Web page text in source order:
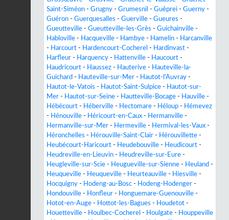
Saint-Siméon - Grugny - Grumesnil - Guêprei - Guerny -
Guéron - Guerquesalles - Guerville - Gueures -
Gueutteville - Gueutteville-les-Grès - Guichainville -
Habloville - Hacqueville - Hambye - Hamelin - Harcanville
- Harcourt - Hardencourt-Cocherel - Hardinvast -
Harfleur - Harquency - Hattenville - Haucourt -
Haudricourt - Haussez - Hauterive - Hauteville-la-
Guichard - Hauteville-sur-Mer - Hautot-l'Auvray -
Hautot-le-Vatois - Hautot-Saint-Sulpice - Hautot-sur-
Mer - Hautot-sur-Seine - Hautteville-Bocage - Hauville -
Hébécourt - Héberville - Hectomare - Héloup - Hémevez
- Hénouville - Héricourt-en-Caux - Hermanville -
Hermanville-sur-Mer - Hermeville - Hermival-les-Vaux -
Héronchelles - Hérouville-Saint-Clair - Hérouvillette -
Heubécourt-Haricourt - Heudebouville - Heudicourt -
Heudreville-en-Lieuvin - Heudreville-sur-Eure -
Heugleville-sur-Scie - Heugueville-sur-Sienne - Heuland -
Heuqueville - Heuqueville - Heurteauville - Hiesville -
Hocquigny - Hodeng-au-Bosc - Hodeng-Hodenger -
Hondouville - Honfleur - Honguemare-Guenouville -
Hotot-en-Auge - Hottot-les-Bagues - Houdetot -
Houetteville - Houlbec-Cocherel - Houlgate - Houppeville